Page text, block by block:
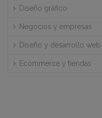
Diseño gráfico
Negocios y empresas
Diseño y desarrollo web
Ecommerce y tiendas